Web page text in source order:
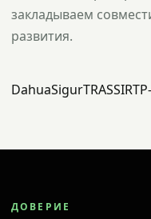
закладываем
развития.
DahuaSigurTRASSIR
ДОВЕРИЕ